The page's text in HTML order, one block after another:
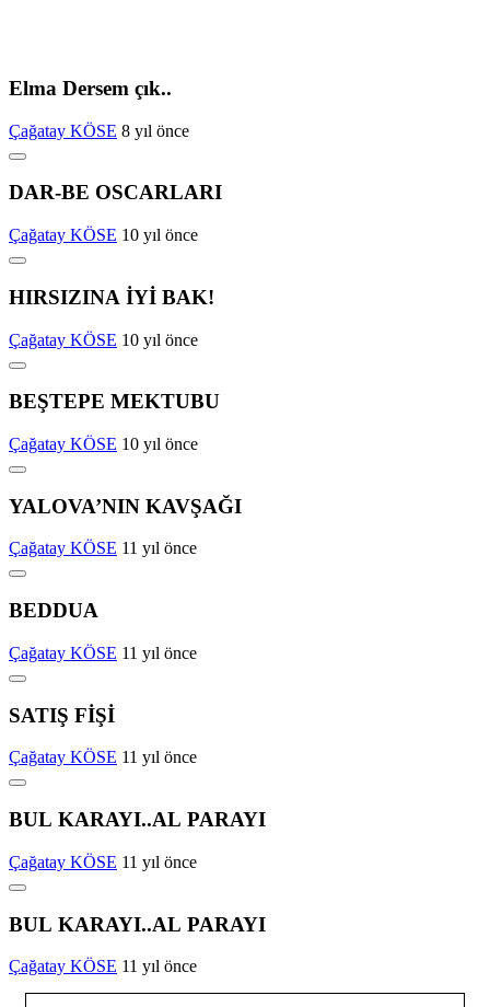
Elma Dersem çık..
Çağatay KÖSE 8 yıl önce
DAR-BE OSCARLARI
Çağatay KÖSE 10 yıl önce
HIRSIZINA İYİ BAK!
Çağatay KÖSE 10 yıl önce
BEŞTEPE MEKTUBU
Çağatay KÖSE 10 yıl önce
YALOVA’NIN KAVŞAĞI
Çağatay KÖSE 11 yıl önce
BEDDUA
Çağatay KÖSE 11 yıl önce
SATIŞ FİŞİ
Çağatay KÖSE 11 yıl önce
BUL KARAYI..AL PARAYI
Çağatay KÖSE 11 yıl önce
BUL KARAYI..AL PARAYI
Çağatay KÖSE 11 yıl önce